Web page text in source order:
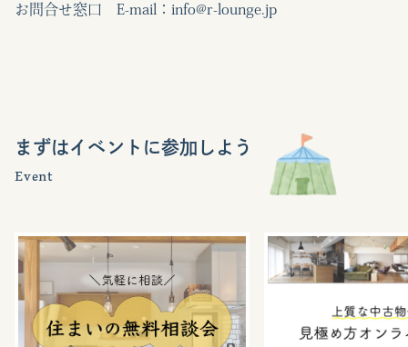
お問合せ窓口 E-mail：info@r-lounge.jp
まずはイベントに参加しよう
Event